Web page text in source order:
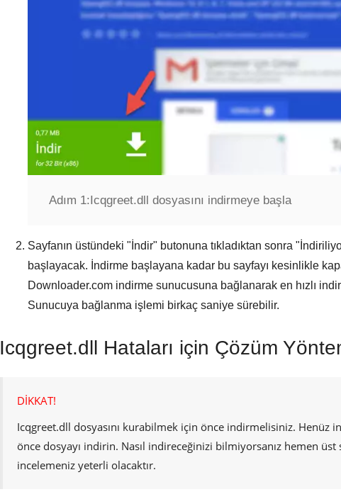
Adım 1:Icqgreet.dll dosyasını indirmeye başla
Sayfanın üstündeki " İndir" butonuna tıkladıktan sonra "
başlayacak. İndirme başlayana kadar bu sayfayı kesinlikle
Downloader.com indirme sunucusuna bağlanarak en hızlı
Sunucuya bağlanma işlemi birkaç saniye sürebilir.
Icqgreet.dll Hataları için Çözüm
DİKKAT!
Icqgreet.dll dosyasını kurabilmek için önce indirmelisiniz. Henüz
önce dosyayı indirin. Nasıl indireceğinizi bilmiyorsanız hemen üst
incelemeniz yeterli olacaktır.